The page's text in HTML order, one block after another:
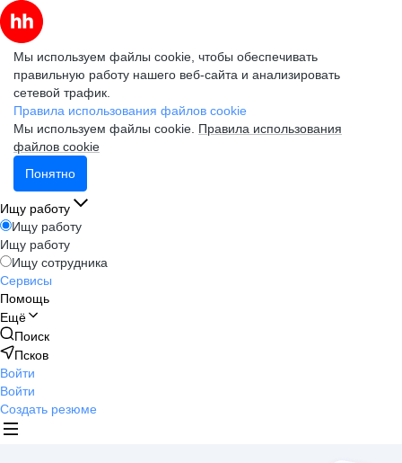
Мы используем файлы cookie, чтобы обеспечивать
правильную работу нашего веб-сайта и анализировать
сетевой трафик.
Правила использования файлов cookie
Мы используем файлы cookie. Правила использования
файлов cookie
Понятно
Ищу работу
Ищу работу
Ищу работу
Ищу сотрудника
Сервисы
Помощь
Ещё
Поиск
Псков
Войти
Войти
Создать резюме